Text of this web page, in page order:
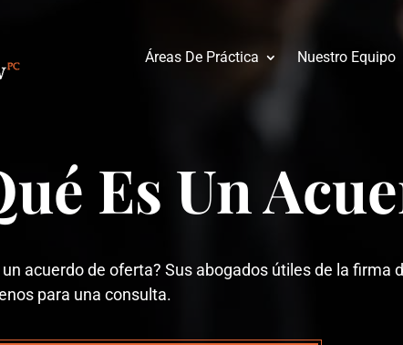
Áreas De Práctica Nuestro Equipo
Es Un
un acuerdo de oferta? Sus abogados útiles de la
para una consulta.